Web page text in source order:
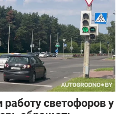
светофоров у